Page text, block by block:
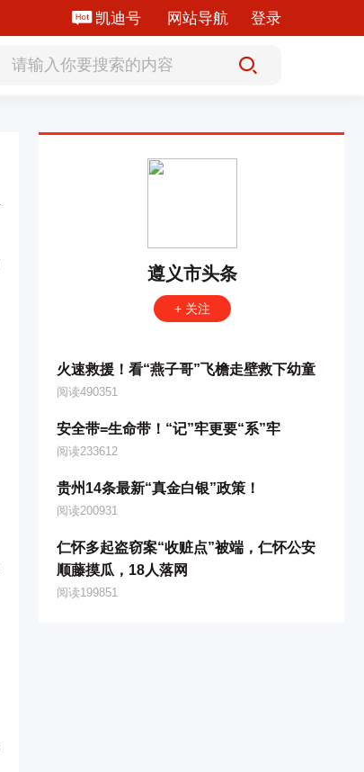
凯迪号 网站导航 登录
遵义市头条
+ 关注
火速救援！看“燕子哥”飞檐走壁救下幼童
阅读490351
安全带=生命带！“记”牢更要“系”牢
阅读233612
贵州14条最新“真金白银”政策！
阅读200931
仁怀多起盗窃案“收赃点”被端，仁怀公安
顺藤摸瓜，18人落网
阅读199851